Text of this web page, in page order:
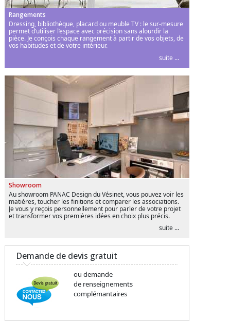
Rangements
Dressing, bibliothèque, placard ou meuble TV : le sur-mesure
permet d’utiliser l’espace avec précision sans alourdir la
pièce. Je conçois chaque rangement à partir de vos objets, de
vos habitudes et de votre intérieur.
suite ...
Showroom
Au showroom PANAC Design du Vésinet, vous pouvez voir les
matières, toucher les finitions et comparer les associations.
Je vous y reçois personnellement pour parler de votre projet
et transformer vos premières idées en choix plus précis.
suite ...
Demande de devis gratuit
ou demande
de renseignements
complémantaires